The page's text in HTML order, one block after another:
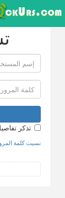
تذكر
نسيت كلمة